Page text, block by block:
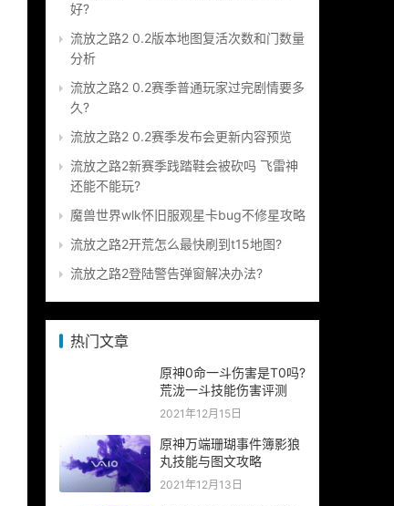
好?
流放之路2 0.2版本地图复活次数和门数量
分析
流放之路2 0.2赛季普通玩家过完剧情要多
久?
流放之路2 0.2赛季发布会更新内容预览
流放之路2新赛季践踏鞋会被砍吗 飞雷神
还能不能玩?
魔兽世界wlk怀旧服观星卡bug不修星攻略
流放之路2开荒怎么最快刷到t15地图?
流放之路2登陆警告弹窗解决办法?
热门文章
原神0命一斗伤害是T0吗?
荒泷一斗技能伤害评测
2021年12月15日
原神万端珊瑚事件簿影狼
丸技能与图文攻略
2021年12月13日